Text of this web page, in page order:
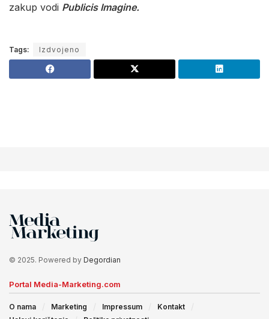
zakup vodi Publicis Imagine.
Tags: Izdvojeno
© 2025. Powered by Degordian
Portal Media-Marketing.com
O nama Marketing Impressum
Kontakt